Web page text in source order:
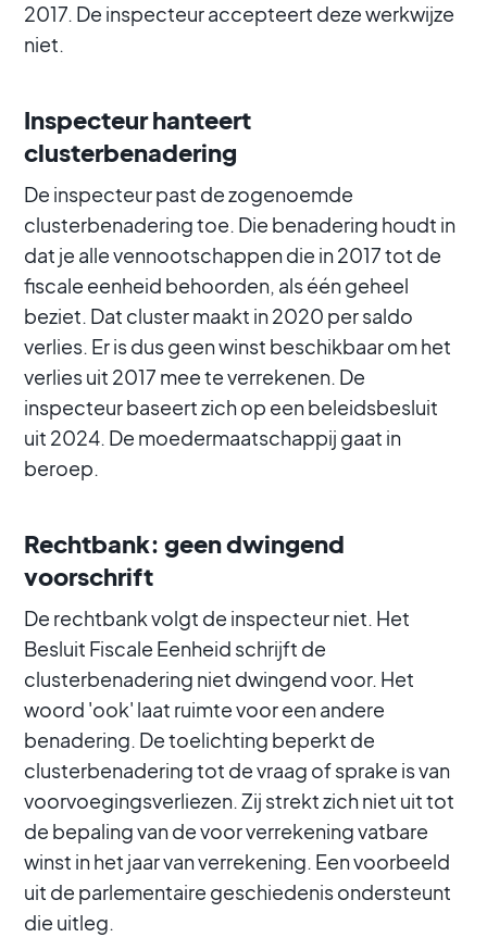
2017. De inspecteur accepteert deze werkwijze
niet.
Inspecteur hanteert
clusterbenadering
De inspecteur past de zogenoemde
clusterbenadering toe. Die benadering houdt in
dat je alle vennootschappen die in 2017 tot de
fiscale eenheid behoorden, als één geheel
beziet. Dat cluster maakt in 2020 per saldo
verlies. Er is dus geen winst beschikbaar om het
verlies uit 2017 mee te verrekenen. De
inspecteur baseert zich op een beleidsbesluit
uit 2024. De moedermaatschappij gaat in
beroep.
Rechtbank: geen dwingend
voorschrift
De rechtbank volgt de inspecteur niet. Het
Besluit Fiscale Eenheid schrijft de
clusterbenadering niet dwingend voor. Het
woord 'ook' laat ruimte voor een andere
benadering. De toelichting beperkt de
clusterbenadering tot de vraag of sprake is van
voorvoegingsverliezen. Zij strekt zich niet uit tot
de bepaling van de voor verrekening vatbare
winst in het jaar van verrekening. Een voorbeeld
uit de parlementaire geschiedenis ondersteunt
die uitleg.